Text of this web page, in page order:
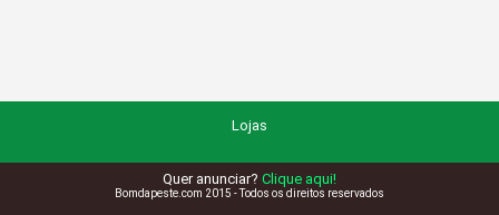
Lojas
Quer anunciar? Clique aqui!
Bomdapeste.com 2015 - Todos os direitos reservados